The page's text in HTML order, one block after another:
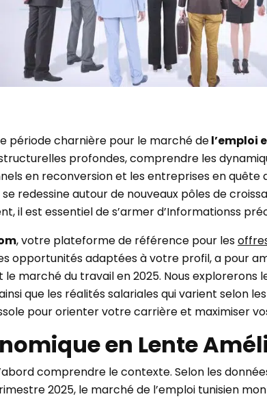
période charnière pour le marché del’emploi
profondes, comprendre les
en reconversion et les entreprises en
redessine autour de nouveaux pôles de
il est essentiel de s’armer d’Informationss
, votre plateforme de référence pour les
opportunités adaptées à votre profil, a pour
marché du travail en 2025. Nous
que les réalités salariales qui varient selon
pour orienter votre carrière et maximiser
en Lente
comprendre le contexte. Selon les
2025, le marché de l’emploi tunisien